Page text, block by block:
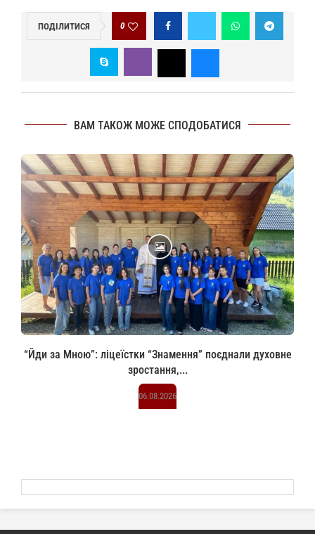
ПОДІЛИТИСЯ 0
ВАМ ТАКОЖ МОЖЕ СПОДОБАТИСЯ
“Йди за Мною”: ліцеїстки “Знамення” поєднали духовне
зростання,...
06.08.2026